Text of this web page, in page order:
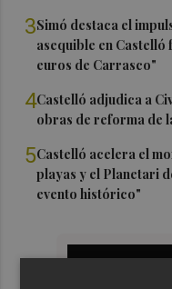
3Simó destaca el
asequible en
euros de Carrasco"
4Castelló adjudica a
obras de reforma de
5Castelló acelera el
playas y el Planetari
evento histórico"